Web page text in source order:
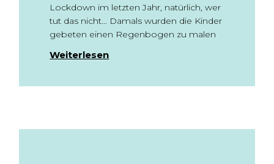
Lockdown im letzten Jahr, natürlich, wer
tut das nicht… Damals wurden die Kinder
gebeten einen Regenbogen zu malen
Weiterlesen